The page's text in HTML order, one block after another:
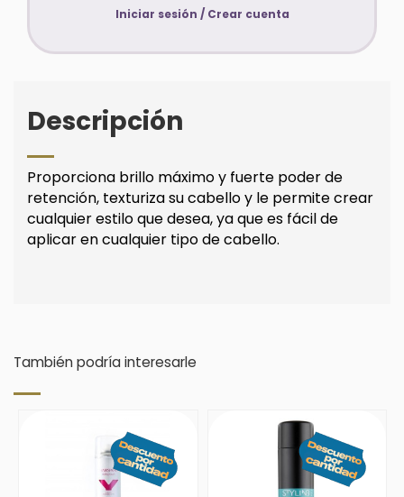
Iniciar sesión / Crear cuenta
Descripción
Proporciona brillo máximo y fuerte poder de
retención, texturiza su cabello y le permite crear
cualquier estilo que desea, ya que es fácil de
aplicar en cualquier tipo de cabello.
También podría interesarle